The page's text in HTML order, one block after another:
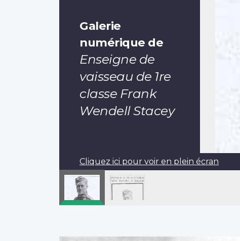
Galerie
numérique de
Enseigne de
vaisseau de 1re
classe Frank
Wendell Stacey
Cliquez ici pour voir en plein écran